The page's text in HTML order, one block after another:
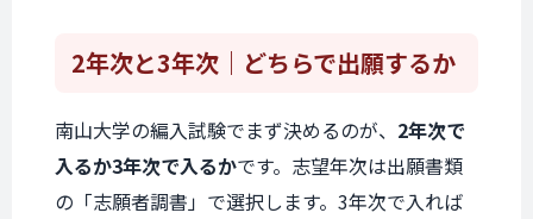
2年次と3年次 ｜どちらで出願するか
南山大学の編入試験でまず決めるのが、 2年次で
入るか3年次で入るかです。志望年次は出願書類
の「志願者調書」で選択します。3年次で入れば